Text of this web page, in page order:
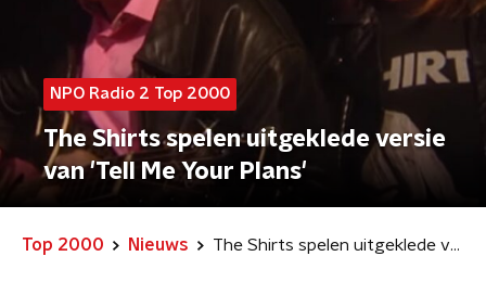
NPO Radio 2 Top 2000
The Shirts spelen uitgeklede versie
van 'Tell Me Your Plans'
Top 2000 Nieuws The Shirts spelen uitgeklede versie van 'Tell Me Your Plans'